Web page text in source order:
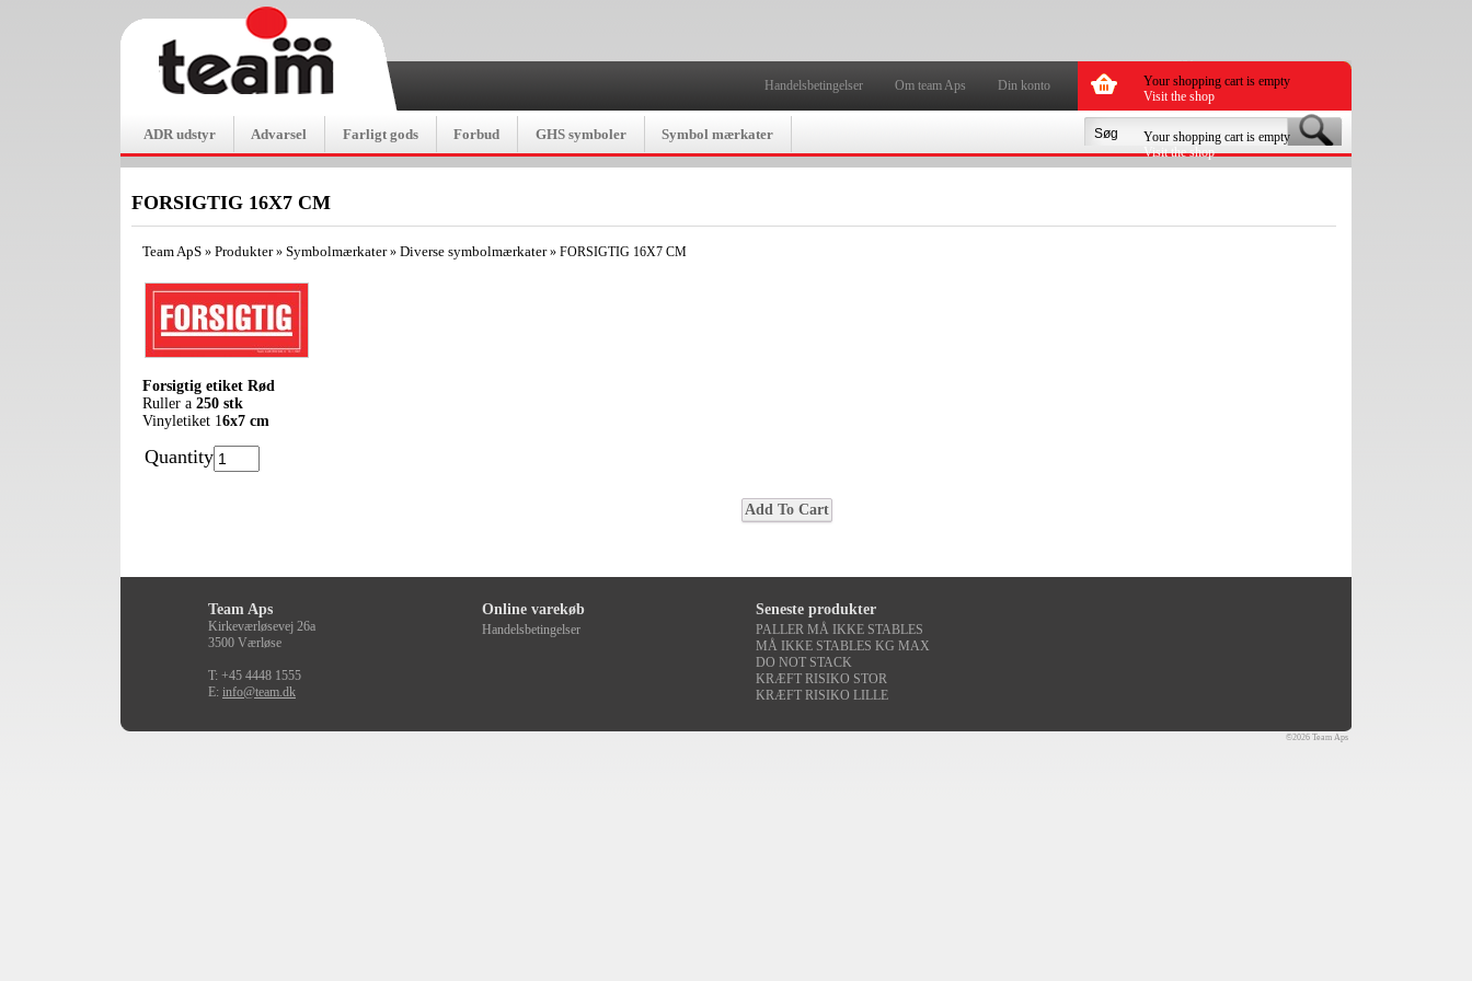
Handelsbetingelser Om team Aps Din konto
Your shopping cart is empty
Visit the shop
Your shopping cart is empty
Visit the shop
ADR udstyr Advarsel Farligt gods Forbud GHS symboler Symbol mærkater
FORSIGTIG 16X7 CM
Team ApS » Produkter» Symbolmærkater» Diverse symbolmærkater» FORSIGTIG 16X7 CM
Forsigtig etiket Rød
Ruller a 250 stk
Vinyletiket 1 6x7 cm
Quantity
Team Aps
Kirkeværløsevej 26a
3500 Værløse
T: +45 4448 1555
E: info@team.dk
Online varekøb
Handelsbetingelser
Seneste produkter
PALLER MÅ IKKE STABLES
MÅ IKKE STABLES KG MAX
DO NOT STACK
KRÆFT RISIKO STOR
KRÆFT RISIKO LILLE
©2026 Team Aps